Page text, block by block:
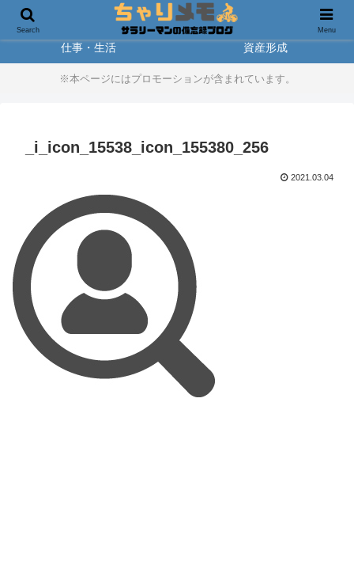
製品レビュー
仕事・生活 資産形成
※本ページにはプロモーションが含まれています。
_i_icon_15538_icon_155380_256
2021.03.04
Search Menu